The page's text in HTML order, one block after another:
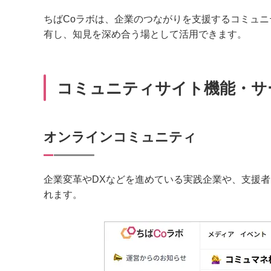
ちばCoラボは、企業のつながりを支援するコミュ
有し、知見を深め合う場として活用できます。
コミュニティサイト機能・
オンラインコミュニティ
企業変革やDXなどを進めている実践企業や、支援
れます。